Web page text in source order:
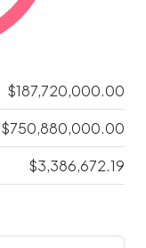
$187,720,000.00
$750,880,000.00
$3,386,672.19